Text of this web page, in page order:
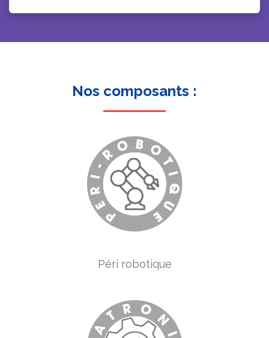
Nos composants :
Péri robotique